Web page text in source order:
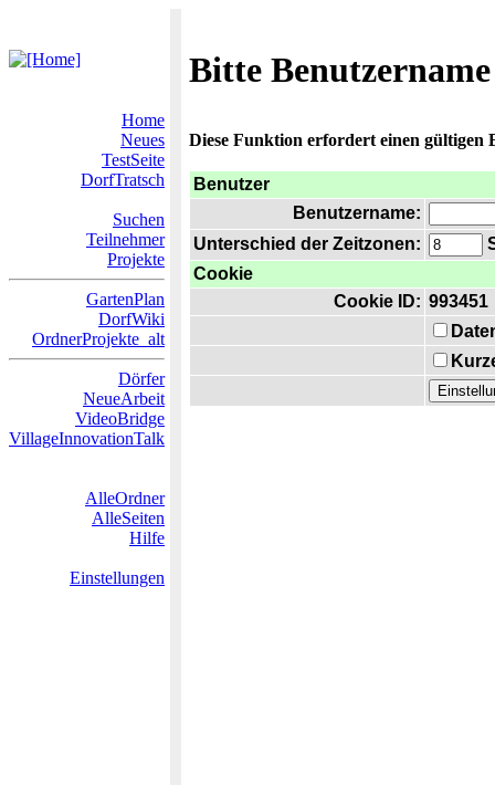
Bitte
Home
Neues
TestSeite
DorfTratsch
Suchen
Teilnehmer
Projekte
GartenPlan
DorfWiki
OrdnerProjekte_alt
Dörfer
NeueArbeit
VideoBridge
VillageInnovationTalk
AlleOrdner
AlleSeiten
Hilfe
Einstellungen
Diese Funktion erfordert einen gültigen
Benutzer
Benutzername:
Unterschied der Zeitzonen:
Cookie
Cookie ID: 993451